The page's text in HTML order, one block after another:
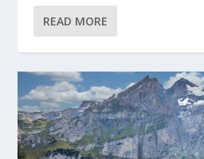
READ MORE